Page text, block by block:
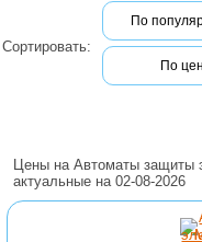
Сортировать:
По
По
Цены на Автоматы защиты
актуальные на 02-08-2026